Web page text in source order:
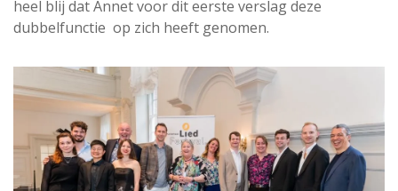
heel blij dat Annet voor dit eerste verslag deze
dubbelfunctie op zich heeft genomen.